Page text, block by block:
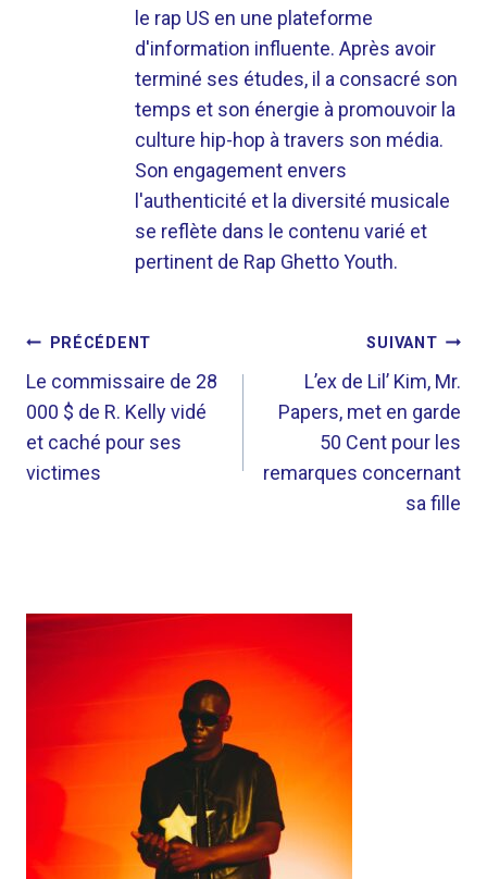
le rap US en une plateforme
d'information influente. Après avoir
terminé ses études, il a consacré son
temps et son énergie à promouvoir la
culture hip-hop à travers son média.
Son engagement envers
l'authenticité et la diversité musicale
se reflète dans le contenu varié et
pertinent de Rap Ghetto Youth.
NAVIGATION
DE
L’ARTICLE
PRÉCÉDENT
Le commissaire de 28
000 $ de R. Kelly vidé
et caché pour ses
victimes
SUIVANT
L’ex de Lil’ Kim, Mr.
Papers, met en garde
50 Cent pour les
remarques concernant
sa fille